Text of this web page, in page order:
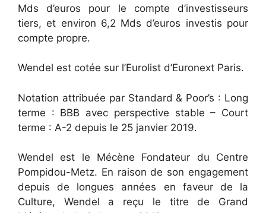
Mds d’euros pour le compte d’investisseurs
tiers, et environ 6,2 Mds d’euros investis pour
compte propre.
Wendel est cotée sur l’Eurolist d’Euronext Paris.
Notation attribuée par Standard & Poor’s : Long
terme : BBB avec perspective stable – Court
terme : A-2 depuis le 25 janvier 2019.
Wendel est le Mécène Fondateur du Centre
Pompidou-Metz. En raison de son engagement
depuis de longues années en faveur de la
Culture, Wendel a reçu le titre de Grand